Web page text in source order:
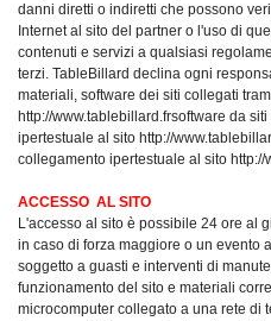
danni diretti o indiretti che possono
Internet al sito del partner o l'uso di
contenuti e servizi a qualsiasi
terzi. TableBillard declina ogni
materiali, software dei siti collegati
http://www.tablebillard.frsoftware da
ipertestuale al sito http://
collegamento ipertestuale al sito http://
ACCESSO AL SITO
L'accesso al sito è possibile 24 ore al
in caso di forza maggiore o un evento
soggetto a guasti e interventi di
funzionamento del sito e materiali
microcomputer collegato a una rete di